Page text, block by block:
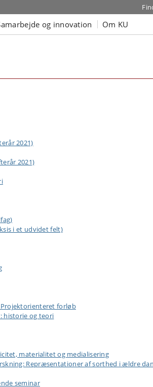
og innovation Om KU
2021)
2021)
i et udvidet felt)
Projektorienteret forløb
historie og teori
materialitet og medialisering
Repræsentationer af sorthed i ældre
seminar